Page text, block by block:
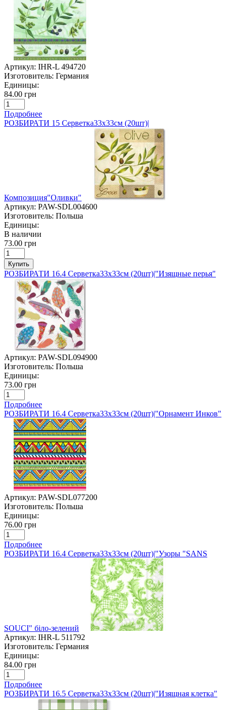
Артикул: IHR-L 494720
Изготовитель: Германия
Единицы:
84.00 грн
Подробнее
РОЗБИРАТИ 15 Серветка33х33см (20шт)|
Композиция"Оливки"
Артикул: PAW-SDL004600
Изготовитель: Польша
Единицы:
В наличии
73.00 грн
Купить
РОЗБИРАТИ 16.4 Серветка33х33см (20шт)|"Изящные перья"
Артикул: PAW-SDL094900
Изготовитель: Польша
Единицы:
73.00 грн
Подробнее
РОЗБИРАТИ 16.4 Серветка33х33см (20шт)|"Орнамент Инков"
Артикул: PAW-SDL077200
Изготовитель: Польша
Единицы:
76.00 грн
Подробнее
РОЗБИРАТИ 16.4 Серветка33х33см (20шт)|"Узоры "SANS
SOUCI" біло-зелений
Артикул: IHR-L 511792
Изготовитель: Германия
Единицы:
84.00 грн
Подробнее
РОЗБИРАТИ 16.5 Серветка33х33см (20шт)|"Изящная клетка"